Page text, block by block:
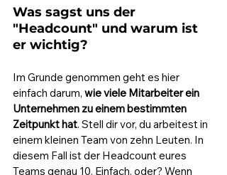
Was sagst uns der
"Headcount" und warum ist
er wichtig?
Im Grunde genommen geht es hier
einfach darum, wie viele Mitarbeiter ein
Unternehmen zu einem bestimmten
Zeitpunkt hat. Stell dir vor, du arbeitest in
einem kleinen Team von zehn Leuten. In
diesem Fall ist der Headcount eures
Teams genau 10. Einfach, oder? Wenn